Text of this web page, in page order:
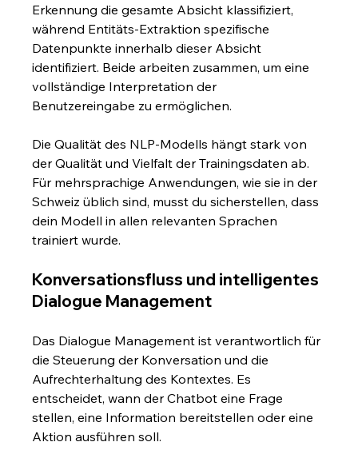
Erkennung die gesamte Absicht klassifiziert,
während Entitäts-Extraktion spezifische
Datenpunkte innerhalb dieser Absicht
identifiziert. Beide arbeiten zusammen, um eine
vollständige Interpretation der
Benutzereingabe zu ermöglichen.
Die Qualität des NLP-Modells hängt stark von
der Qualität und Vielfalt der Trainingsdaten ab.
Für mehrsprachige Anwendungen, wie sie in der
Schweiz üblich sind, musst du sicherstellen, dass
dein Modell in allen relevanten Sprachen
trainiert wurde.
Konversationsfluss und intelligentes
Dialogue Management
Das Dialogue Management ist verantwortlich für
die Steuerung der Konversation und die
Aufrechterhaltung des Kontextes. Es
entscheidet, wann der Chatbot eine Frage
stellen, eine Information bereitstellen oder eine
Aktion ausführen soll.